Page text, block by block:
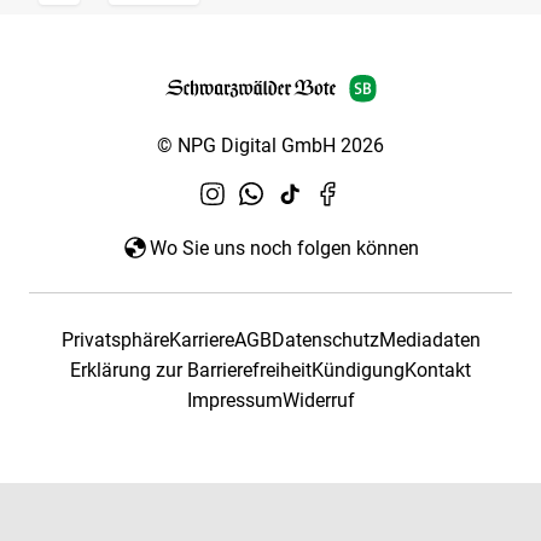
© NPG Digital GmbH 2026
Wo Sie uns noch folgen können
PrivatsphäreKarriereAGBDatenschutzMediadaten
Erklärung zur BarrierefreiheitKündigungKontakt
ImpressumWiderruf